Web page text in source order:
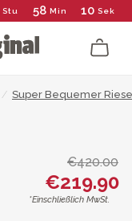
Stu 58 Min 10 Sek
/ Super Bequemer
€420.00
€219.90
*Einschließlich MwSt.